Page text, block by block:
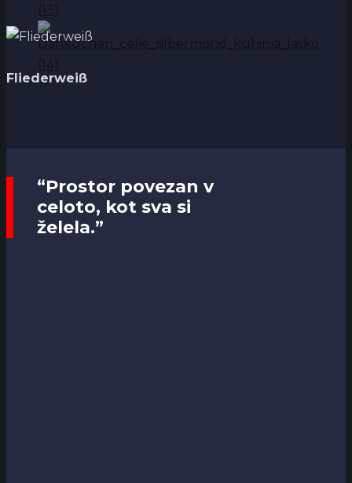
Fliederweiß
“Prostor povezan v
celoto, kot sva si
želela.”